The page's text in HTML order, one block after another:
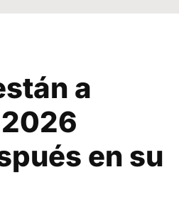
a
en su